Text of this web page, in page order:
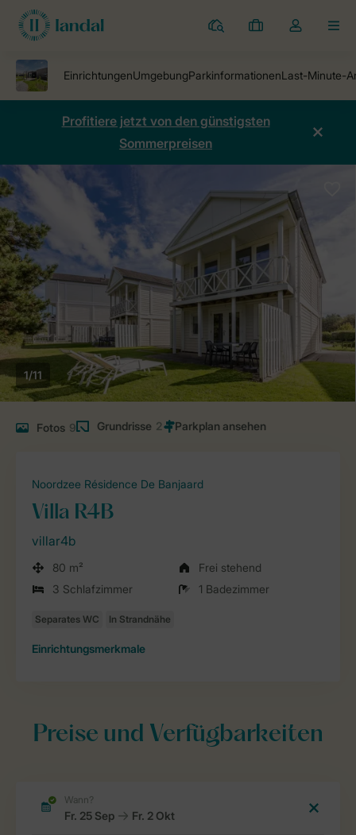
Ferienparks
Meine
Dropdown-
öffnen
Profitiere jetzt von den günstigsten
Sommerpreisen
1/11
Fotos 9 Grundrisse 2
Noordzee Résidence De Banjaard
Villa R4B
villar4b
80 m²
Frei stehend
3 Schlafzimmer
1 Badezimmer
Einrichtungsmerkmale
Preise und Verfügbarkeiten